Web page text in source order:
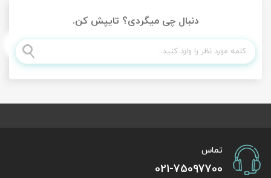
دنبال چی میگردی؟ تایپش کن.
تماس
021-75097700